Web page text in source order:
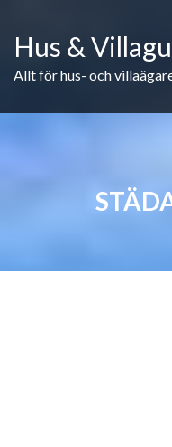
content
Hus &
Allt för hus- och